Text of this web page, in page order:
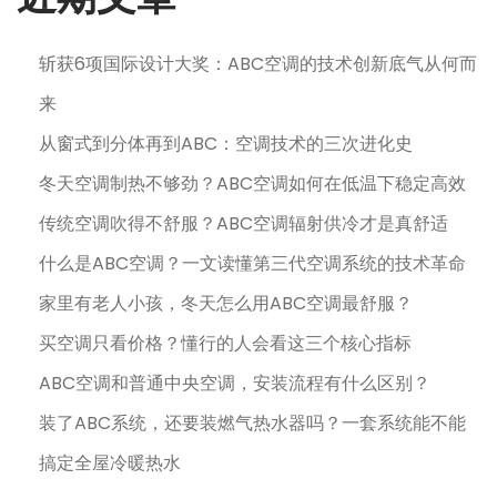
斩获6项国际设计大奖：ABC空调的技术创新底气从何而
来
从窗式到分体再到ABC：空调技术的三次进化史
冬天空调制热不够劲？ABC空调如何在低温下稳定高效
传统空调吹得不舒服？ABC空调辐射供冷才是真舒适
什么是ABC空调？一文读懂第三代空调系统的技术革命
家里有老人小孩，冬天怎么用ABC空调最舒服？
买空调只看价格？懂行的人会看这三个核心指标
ABC空调和普通中央空调，安装流程有什么区别？
装了ABC系统，还要装燃气热水器吗？一套系统能不能
搞定全屋冷暖热水